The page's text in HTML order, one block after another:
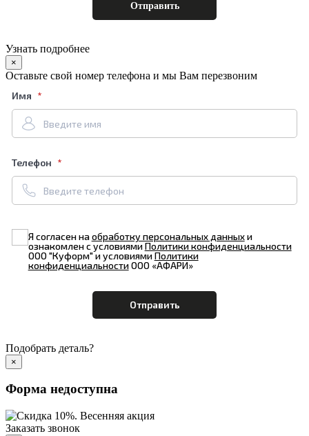
Узнать подробнее
×
Оставьте свой номер телефона и мы Вам перезвоним
Имя
Телефон
Я согласен наобработку персональных данныхи
ознакомлен с условиямиПолитики конфиденциальности
ООО "Куформ" и условиямиПолитики
конфиденциальностиООО «АФАРИ»
Подобрать деталь?
×
Форма недоступна
Заказать звонок